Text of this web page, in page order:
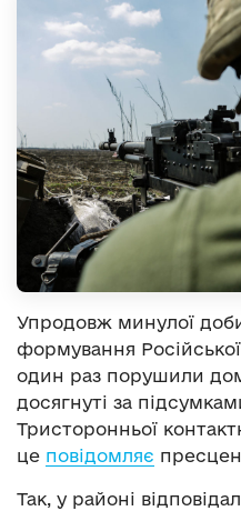
Упродовж минулої
формування
один раз порушили
досягнуті за
Тристоронньої
це повідомляє
Так, у районі